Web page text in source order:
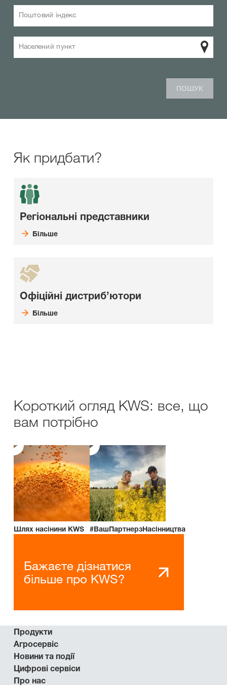
Поштовий індекс
Населений пункт
ПОШУК
Як придбати?
Регіональні представники
Більше
Офіційні дистриб’ютори
Більше
Короткий огляд KWS: все, що
вам потрібно
Шлях насінини KWS #ВашПартнерзНасінництва
Бажаєте дізнатися
більше про KWS?
Продукти
Агросервіс
Новини та події
Цифрові сервіси
Про нас